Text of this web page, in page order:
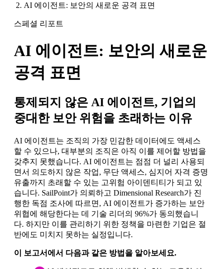
AI 에이전트: 보안의 새로운 공격 표면
스페셜 리포트
AI 에이전트: 보안의 새로운
공격 표면
통제되지 않은 AI 에이전트, 기업의
중대한 보안 위험을 초래하는 이유
AI 에이전트는 조직의 가장 민감한 데이터에도 액세스
할 수 있으나, 대부분의 조직은 아직 이를 제어할 방법을
갖추지 못했습니다. AI 에이전트는 점점 더 널리 사용되
면서 의도하지 않은 작업, 무단 액세스, 심지어 자격 증명
유출까지 초래할 수 있는 고위험 아이덴티티가 되고 있
습니다. SailPoint가 의뢰하고 Dimensional Research가 진
행한 독점 조사에 따르면, AI 에이전트가 증가하는 보안
위협에 해당한다는 데 기술 리더의 96%가 동의했습니
다. 하지만 이를 관리하기 위한 정책을 마련한 기업은 절
반에도 미치지 못하는 실정입니다.
이 보고서에서 다음과 같은 방법을 알아보세요.